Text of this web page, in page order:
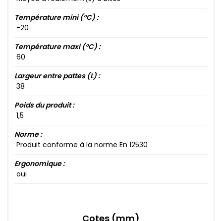
Température mini (°C) :
-20​
Température maxi (°C) :
60​
Largeur entre pattes (L) :
38​
Poids du produit :
1​,5​
Norme :
Produit conforme à la norme En 12530
Ergonomique :
oui
Cotes (mm)